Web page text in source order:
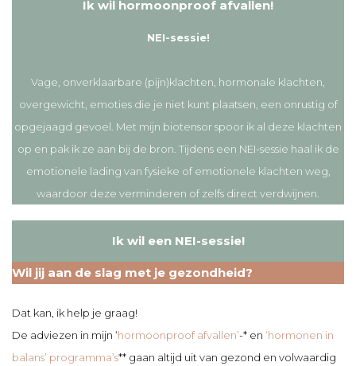
Ik wil hormoonproof afvallen!
NEI-sessie!
Vage, onverklaarbare (pijn)klachten, hormonale klachten,
overgewicht, emoties die je niet kunt plaatsen, een onrustig of
opgejaagd gevoel. Met mijn biotensor spoor ik al deze klachten
op en pak ik ze aan bij de bron. Tijdens een NEI-sessie haal ik de
emotionele lading van fysieke of emotionele klachten weg,
waardoor deze verminderen of zelfs direct verdwijnen.
Ik wil een NEI-sessie!
Wil jij aan de slag met je gezondheid?
Dat kan, ik help je graag!
De adviezen in mijn ‘hormoonproof afvallen’-* en ‘hormonen in
balans’ programma’s** gaan altijd uit van gezond en volwaardig